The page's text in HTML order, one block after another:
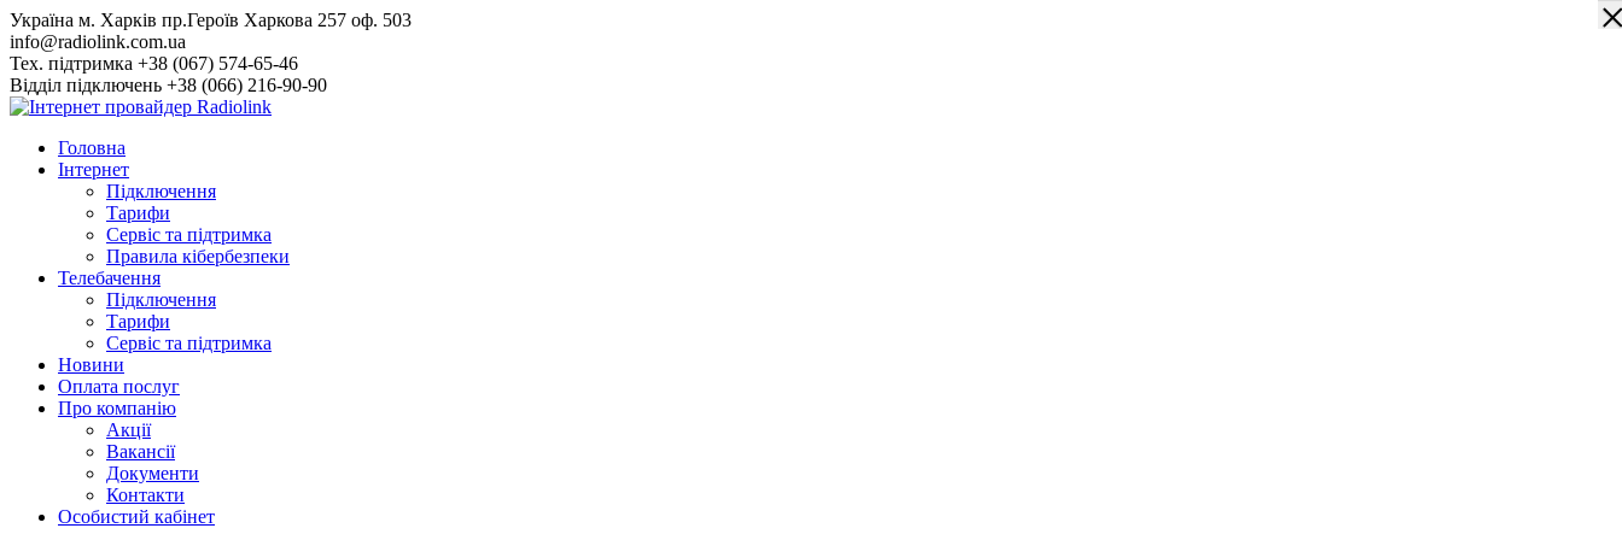
Skip
to
content
Українa м. Харків пр.Героїв Харкова 257 оф. 503
info@radiolink.com.ua
Тех. підтримка +38 (067) 574-65-46
Відділ підключень +38 (066) 216-90-90
Головна
Інтернет
Підключення
Тарифи
Сервіс та підтримка
Правила кібербезпеки
Телебачення
Підключення
Тарифи
Сервіс та підтримка
Новини
Оплата послуг
Про компанію
Акції
Вакансії
Документи
Контакти
Особистий кабінет